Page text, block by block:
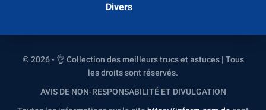
Divers
© 2026 - 👌 Collection des meilleurs trucs et astuces | Tous
les droits sont réservés.
AVIS DE NON-RESPONSABILITÉ ET DIVULGATION